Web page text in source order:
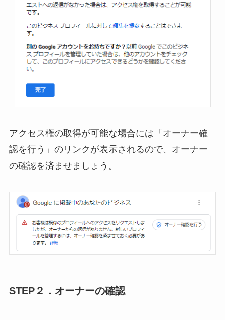
アクセス権の取得が可能な場合には「オーナー確
認を行う」のリンクが表示されるので、オーナー
の確認を済ませましょう。
STEP２．オーナーの確認